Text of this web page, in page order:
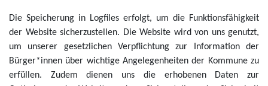
Die Speicherung in Logfiles erfolgt, um die Funktionsfähigkeit
der Website sicherzustellen. Die Website wird von uns genutzt,
um unserer gesetzlichen Verpflichtung zur Information der
Bürger*innen über wichtige Angelegenheiten der Kommune zu
erfüllen. Zudem dienen uns die erhobenen Daten zur